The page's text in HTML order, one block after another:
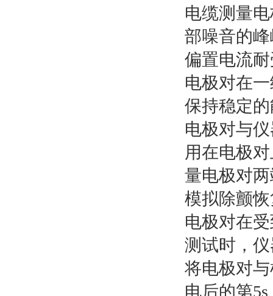
电缆测量
部噪音的
偏置电流
电极对在
保持稳定
电极对与
用在电极
量电极对
模拟除颤
电极对在
测试时，
将电极对
电后的第